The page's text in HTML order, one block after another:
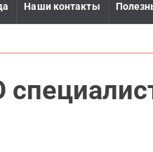
Наши контакты